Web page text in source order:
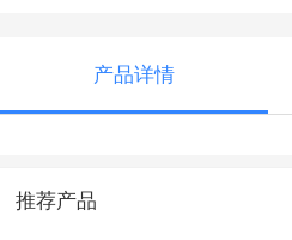
产品详情
推荐产品